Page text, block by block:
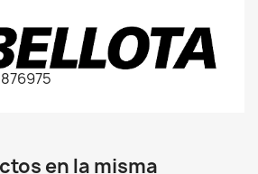
en la misma